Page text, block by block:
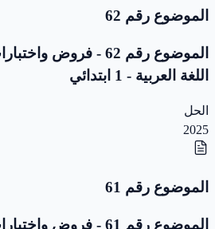
الموضوع رقم 62
الموضوع رقم 62 - فروض
اللغة العربية - 1 ابتدائي
الحل
2025
الموضوع رقم 61
الموضوع رقم 61 - فروض